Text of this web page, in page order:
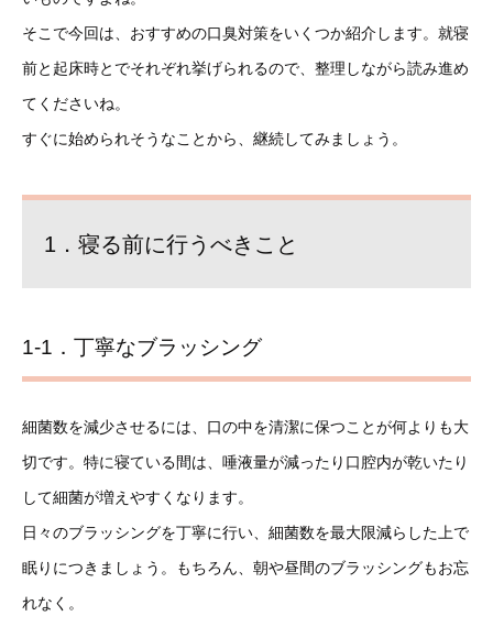
そこで今回は、おすすめの口臭対策をいくつか紹介します。就寝
前と起床時とでそれぞれ挙げられるので、整理しながら読み進め
てくださいね。
すぐに始められそうなことから、継続してみましょう。
1．寝る前に行うべきこと
1-1．丁寧なブラッシング
細菌数を減少させるには、口の中を清潔に保つことが何よりも大
切です。特に寝ている間は、唾液量が減ったり口腔内が乾いたり
して細菌が増えやすくなります。
日々のブラッシングを丁寧に行い、細菌数を最大限減らした上で
眠りにつきましょう。もちろん、朝や昼間のブラッシングもお忘
れなく。